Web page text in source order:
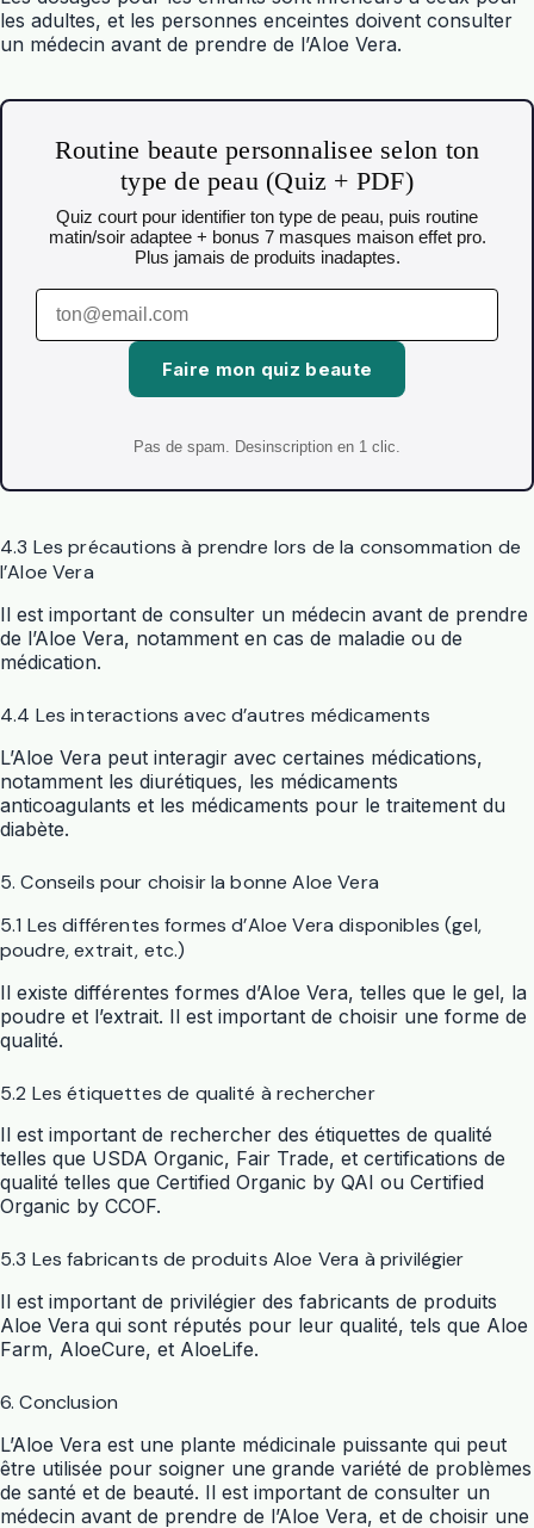
les adultes, et les personnes enceintes doivent consulter
un médecin avant de prendre de l’Aloe Vera.
Routine beaute personnalisee selon ton
type de peau (Quiz + PDF)
Quiz court pour identifier ton type de peau, puis routine
matin/soir adaptee + bonus 7 masques maison effet pro.
Plus jamais de produits inadaptes.
Faire mon quiz beaute
Pas de spam. Desinscription en 1 clic.
4.3 Les précautions à prendre lors de la consommation de
l’Aloe Vera
Il est important de consulter un médecin avant de prendre
de l’Aloe Vera, notamment en cas de maladie ou de
médication.
4.4 Les interactions avec d’autres médicaments
L’Aloe Vera peut interagir avec certaines médications,
notamment les diurétiques, les médicaments
anticoagulants et les médicaments pour le traitement du
diabète.
5. Conseils pour choisir la bonne Aloe Vera
5.1 Les différentes formes d’Aloe Vera disponibles (gel,
poudre, extrait, etc.)
Il existe différentes formes d’Aloe Vera, telles que le gel, la
poudre et l’extrait. Il est important de choisir une forme de
qualité.
5.2 Les étiquettes de qualité à rechercher
Il est important de rechercher des étiquettes de qualité
telles que USDA Organic, Fair Trade, et certifications de
qualité telles que Certified Organic by QAI ou Certified
Organic by CCOF.
5.3 Les fabricants de produits Aloe Vera à privilégier
Il est important de privilégier des fabricants de produits
Aloe Vera qui sont réputés pour leur qualité, tels que Aloe
Farm, AloeCure, et AloeLife.
6. Conclusion
L’Aloe Vera est une plante médicinale puissante qui peut
être utilisée pour soigner une grande variété de problèmes
de santé et de beauté. Il est important de consulter un
médecin avant de prendre de l’Aloe Vera, et de choisir une